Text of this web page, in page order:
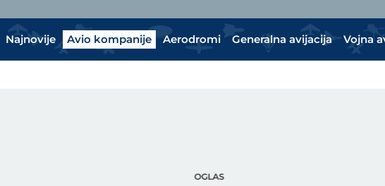
Najnovije Avio kompanije Aerodromi Generalna avijacija Vojna